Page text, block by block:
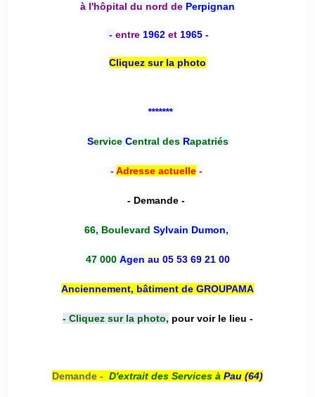
à l'hôpital du nord de Perpignan
- entre 1962 et 1965 -
Cliquez sur la photo
*******
Service Central desRapatriés
-Adresse actuelle-
- Demande -
66, Boulevard Sylvain Dumon,
47 000 Agen au 05 53 69 21 00
Anciennement, bâtiment de GROUPAMA
- Cliquez sur la photo, pour voir le lieu -
Demande - D'extrait des Services à Pau (64)